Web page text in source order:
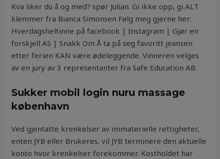
Kva liker du å og med? spør Julian. Gi ikke opp, gi ALT
klemmer fra Bianca Simonsen Følg meg gjerne her:
Hverdagsheltinne på facebook | Instagram | Gjør en
forskjell AS | Snakk Om Å ta på seg favoritt jeansen
etter ferien KAN være ødeleggende. Vinneren velges
av en jury av 3 representanter fra Safe Education AB.
Sukker mobil login nuru massage
københavn
Ved gjentatte krenkelser av immaterielle rettigheter,
enten JYB eller Brukeres, vil JYB terminere den aktuelle
konto hvor krenkelser forekommer. Kostholdet har